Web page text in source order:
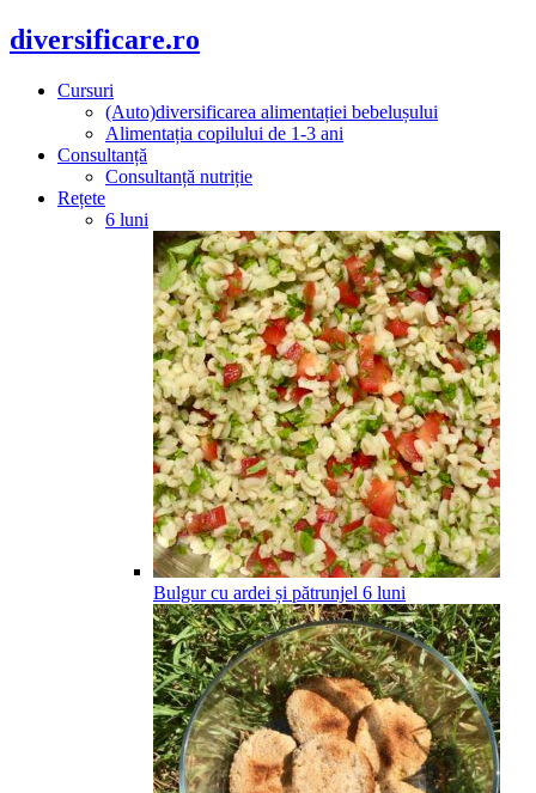
diversificare.ro
Cursuri
(Auto)diversificarea alimentației bebelușului
Alimentația copilului de 1-3 ani
Consultanță
Consultanță nutriție
Rețete
6 luni
Bulgur cu ardei și pătrunjel 6 luni